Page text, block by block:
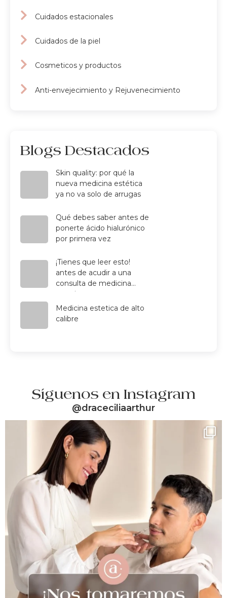
Cuidados estacionales
Cuidados de la piel
Cosmeticos y productos
Anti-envejecimiento y Rejuvenecimiento
Blogs Destacados
Skin quality: por qué la
nueva medicina estética
ya no va solo de arrugas
Qué debes saber antes de
ponerte ácido hialurónico
por primera vez
¡Tienes que leer esto!
antes de acudir a una
consulta de medicina
estetica
Medicina estetica de alto
calibre
Síguenos en Instagram
@draceciliaarthur